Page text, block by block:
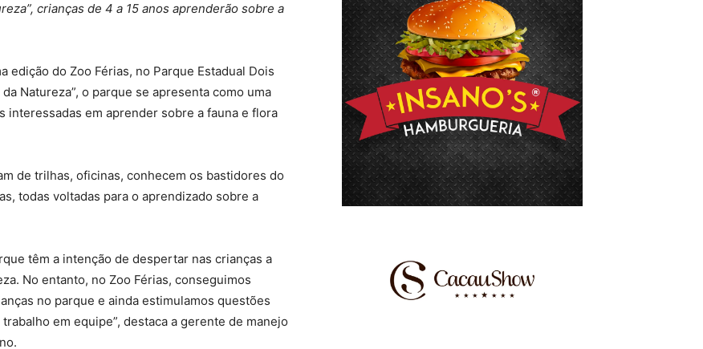
crianças de 4 a 15 anos aprenderão sobre a
edição do Zoo Férias, no Parque Estadual Dois
Natureza”, o parque se apresenta como uma
interessadas em aprender sobre a fauna e flora
de trilhas, oficinas, conhecem os bastidores do
todas voltadas para o aprendizado sobre a
têm a intenção de despertar nas crianças a
No entanto, no Zoo Férias, conseguimos
no parque e ainda estimulamos questões
em equipe”, destaca a gerente de manejo